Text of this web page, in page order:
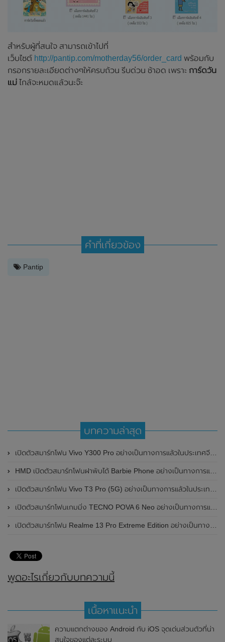
สำหรับผู้ที่สนใจ สามารถเข้าไปที่
เว็บไซต์ http://pantip.com/motherday56/order_card พร้อมกับ
กรอกรายละเอียดต่างๆให้ครบถ้วน รีบด่วน ช้าอด เพราะ การ์ดวัน
แม่ ไกล้จะหมดแล้วนะจ๊ะ
คำที่เกี่ยวข้อง
Pantip
บทความล่าสุด
เปิดตัวสมาร์ทโฟน Vivo Y300 Pro อย่างเป็นทางการแล้วในประเทศจีน มาพร้อมดีไซน์พรีเมี่ยม ทนทาน และแบตเตอรี่สุดอึดขนาดใหญ่ 6,500mAh พร้อมรองรับการชาร์จไว 80W
HMD เปิดตัวสมาร์ทโฟนฝาพับได้ Barbie Phone อย่างเป็นทางการแล้ว มาพร้อมธีมสีชมพูสดใส
เปิดตัวสมาร์ทโฟน Vivo T3 Pro (5G) อย่างเป็นทางการแล้วในประเทศอินเดีย
เปิดตัวสมาร์ทโฟนเกมมิ่ง TECNO POVA 6 Neo อย่างเป็นทางการแล้วในประเทศไทย ในราคา 8,499 บาท
เปิดตัวสมาร์ทโฟน Realme 13 Pro Extreme Edition อย่างเป็นทางการแล้วในประเทศจีน
พูดอะไรเกี่ยวกับบทความนี้
เนื้อหาแนะนำ
ความแตกต่างของ Android กับ iOS จุดเด่นส่วนตัวที่น่า
สนใจของแต่ละระบบ